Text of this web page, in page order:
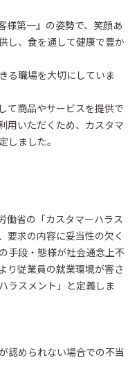
様第一』の姿勢で、笑顔あ
し、 食を通して健康で豊か
る職場を大切にしていま
て商品やサービスを提供で
いただくため、 カスタマ
しました。
働省の「カスタマーハラス
要求の内容に妥当性の欠く
手段・態様が社会通念上不
り従業員の就業環境が害さ
ラスメント」と定義しま
認められない場合での不当